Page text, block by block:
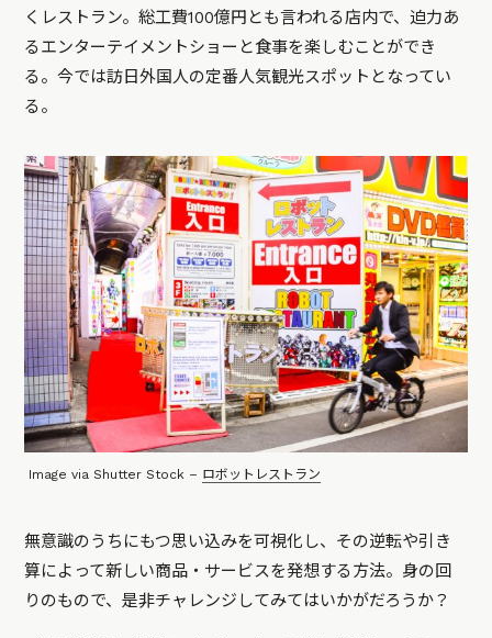
くレストラン。総工費100億円とも言われる店内で、迫力あ
るエンターテイメントショーと食事を楽しむことができ
る。今では訪日外国人の定番人気観光スポットとなってい
る。
Image via Shutter Stock – ロボットレストラン
無意識のうちにもつ思い込みを可視化し、その逆転や引き
算によって新しい商品・サービスを発想する方法。身の回
りのもので、是非チャレンジしてみてはいかがだろうか？